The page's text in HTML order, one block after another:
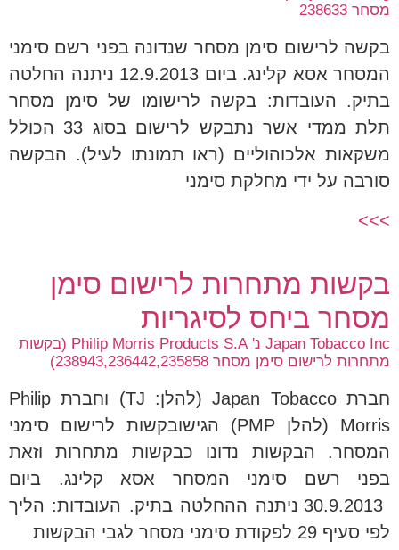
מסחר 238633
בקשה לרישום סימן מסחר שנדונה בפני רשם סימני
המסחר אסא קלינג. ביום 12.9.2013 ניתנה החלטה
בתיק. העובדות: בקשה לרישומו של סימן מסחר
תלת ממדי אשר נתבקש לרישום בסוג 33 הכולל
משקאות אלכוהוליים (ראו תמונתו לעיל). הבקשה
סורבה על ידי מחלקת סימני
>>>
בקשות מתחרות לרישום סימן
מסחר ביחס לסיגריות
Japan Tobacco Inc נ' Philip Morris Products S.A (בקשות
מתחרות לרישום סימן מסחר 238943,236442,235858)
חברת Japan Tobacco (להלן: TJ) וחברת Philip
Morris (להלן PMP) הגישובקשות לרישום סימני
המסחר. הבקשות נדונו כבקשות מתחרות וזאת
בפני רשם סימני המסחר אסא קלינג. ביום
30.9.2013 ניתנה ההחלטה בתיק. העובדות: הליך
לפי סעיף 29 לפקודת סימני מסחר לגבי הבקשות